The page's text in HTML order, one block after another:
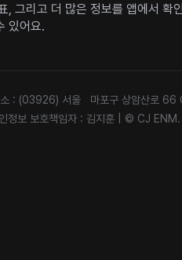
그리고 더 많은 정보를 앱에서 확
있어요.
: (03926) 서울 마포구 상암산로 66
정보 보호책임자 : 김지훈 © CJ